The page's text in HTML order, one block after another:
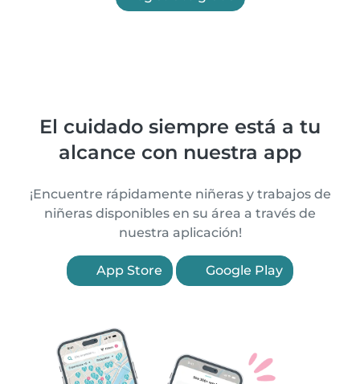
El cuidado siempre está a tu
alcance con nuestra app
¡Encuentre rápidamente niñeras y trabajos de
niñeras disponibles en su área a través de
nuestra aplicación!
App Store Google Play